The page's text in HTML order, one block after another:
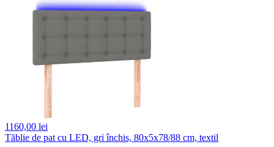
1160,00 lei
Tăblie de pat cu LED, gri închis, 80x5x78/88 cm, textil